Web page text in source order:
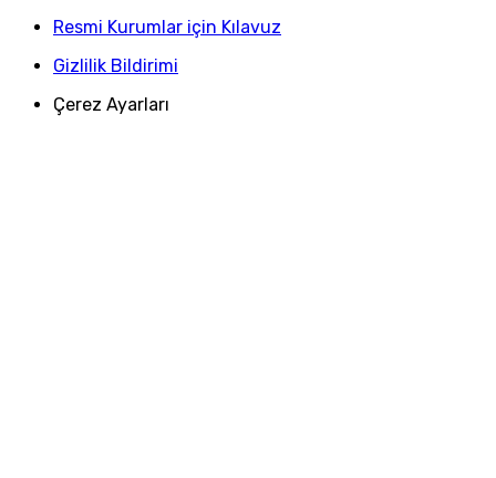
Resmi Kurumlar için Kılavuz
Gizlilik Bildirimi
Çerez Ayarları